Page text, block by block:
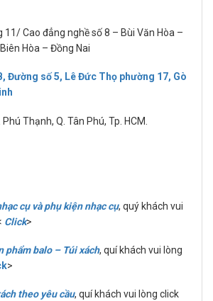
11/ Cao đẳng nghề số 8 – Bùi Văn Hòa –
Hòa – Đồng Nai
Đường số 5, Lê Đức Thọ phường 17, Gò
Phú Thạnh, Q. Tân Phú, Tp. HCM.
cụ và phụ kiện nhạc cụ, quý khách vui
Click>
phẩm balo – Túi xách, quí khách vui lòng
>
theo yêu cầu, quí khách vui lòng click